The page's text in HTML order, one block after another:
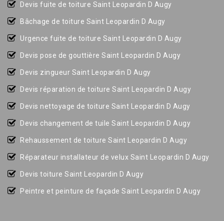
Devis fuite de toiture Saint Leopardin D Augy
Bâchage de toiture Saint Leopardin D Augy
Urgence fuite de toiture Saint Leopardin D Augy
Devis pose de gouttière Saint Leopardin D Augy
Devis zingueur Saint Leopardin D Augy
Devis réparation de toiture Saint Leopardin D Augy
Devis nettoyage de toiture Saint Leopardin D Augy
Devis changement de tuile Saint Leopardin D Augy
Rehaussement de toiture Saint Leopardin D Augy
Réparateur installateur de velux Saint Leopardin D Augy
Devis toiture Saint Leopardin D Augy
Peintre et peinture de façade Saint Leopardin D Augy